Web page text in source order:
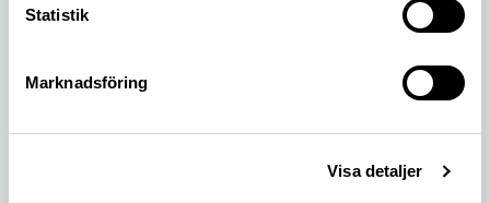
Statistik
Marknadsföring
Visa detaljer
Läs det senaste om frågor som rör trafik- och